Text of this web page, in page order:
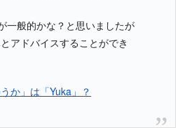
一般的かな？と思いましたが
アドバイスすることができ
か」は「Yuka」？